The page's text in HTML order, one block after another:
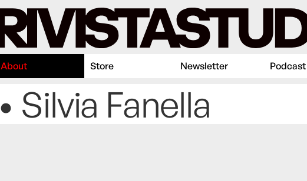
About Store Newsletter Podcast
• Silvia Fanella